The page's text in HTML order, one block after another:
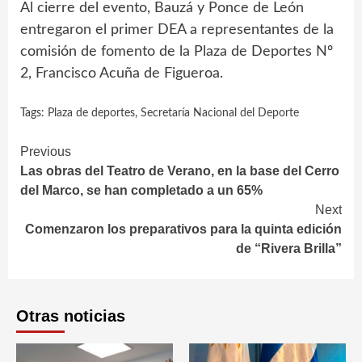
Al cierre del evento, Bauzá y Ponce de León
entregaron el primer DEA a representantes de la
comisión de fomento de la Plaza de Deportes Nº
2, Francisco Acuña de Figueroa.
Tags: Plaza de deportes, Secretaría Nacional del Deporte
Continue
Reading
Previous
Las obras del Teatro de Verano, en la base del Cerro
del Marco, se han completado a un 65%
Next
Comenzaron los preparativos para la quinta edición
de “Rivera Brilla”
Otras noticias